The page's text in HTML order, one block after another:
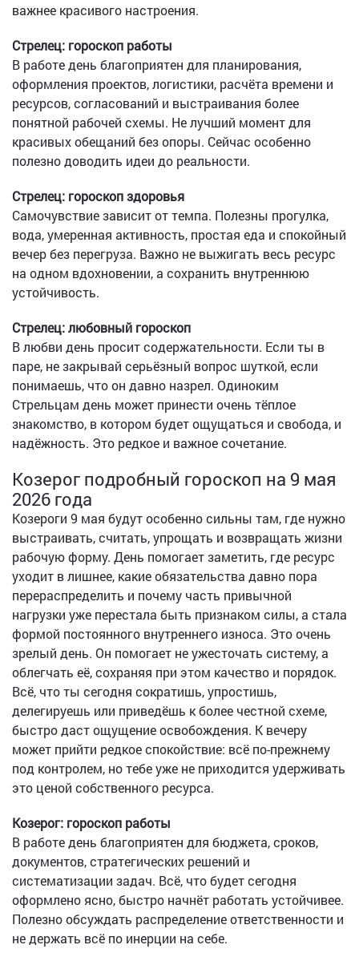
важнее красивого настроения.
Стрелец: гороскоп работы
В работе день благоприятен для планирования,
оформления проектов, логистики, расчёта времени и
ресурсов, согласований и выстраивания более
понятной рабочей схемы. Не лучший момент для
красивых обещаний без опоры. Сейчас особенно
полезно доводить идеи до реальности.
Стрелец: гороскоп здоровья
Самочувствие зависит от темпа. Полезны прогулка,
вода, умеренная активность, простая еда и спокойный
вечер без перегруза. Важно не выжигать весь ресурс
на одном вдохновении, а сохранить внутреннюю
устойчивость.
Стрелец: любовный гороскоп
В любви день просит содержательности. Если ты в
паре, не закрывай серьёзный вопрос шуткой, если
понимаешь, что он давно назрел. Одиноким
Стрельцам день может принести очень тёплое
знакомство, в котором будет ощущаться и свобода, и
надёжность. Это редкое и важное сочетание.
Козерог подробный гороскоп на 9 мая
2026 года
Козероги 9 мая будут особенно сильны там, где нужно
выстраивать, считать, упрощать и возвращать жизни
рабочую форму. День помогает заметить, где ресурс
уходит в лишнее, какие обязательства давно пора
перераспределить и почему часть привычной
нагрузки уже перестала быть признаком силы, а стала
формой постоянного внутреннего износа. Это очень
зрелый день. Он помогает не ужесточать систему, а
облегчать её, сохраняя при этом качество и порядок.
Всё, что ты сегодня сократишь, упростишь,
делегируешь или приведёшь к более честной схеме,
быстро даст ощущение освобождения. К вечеру
может прийти редкое спокойствие: всё по-прежнему
под контролем, но тебе уже не приходится удерживать
это ценой собственного ресурса.
Козерог: гороскоп работы
В работе день благоприятен для бюджета, сроков,
документов, стратегических решений и
систематизации задач. Всё, что будет сегодня
оформлено ясно, быстро начнёт работать устойчивее.
Полезно обсуждать распределение ответственности и
не держать всё по инерции на себе.